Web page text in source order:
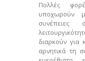
Πολλές
υποχωρούν
διαρκούν για
αρνητικά τη